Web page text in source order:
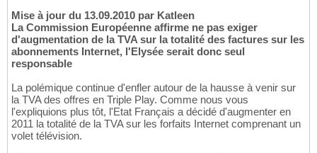
Mise à jour du 13.09.2010 par Katleen
La Commission Européenne affirme ne pas exiger
d'augmentation de la TVA sur la totalité des factures sur les
abonnements Internet, l'Elysée serait donc seul
responsable
La polémique continue d'enfler autour de la hausse à venir sur
la TVA des offres en Triple Play. Comme nous vous
l'expliquions plus tôt, l'Etat Français a décidé d'augmenter en
2011 la totalité de la TVA sur les forfaits Internet comprenant un
volet télévision.